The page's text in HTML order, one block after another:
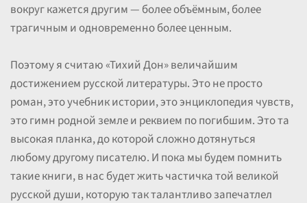
вокруг кажется другим — более объёмным, более
трагичным и одновременно более ценным.
Поэтому я считаю «Тихий Дон» величайшим
достижением русской литературы. Это не просто
роман, это учебник истории, это энциклопедия чувств,
это гимн родной земле и реквием по погибшим. Это та
высокая планка, до которой сложно дотянуться
любому другому писателю. И пока мы будем помнить
такие книги, в нас будет жить частичка той великой
русской души, которую так талантливо запечатлел